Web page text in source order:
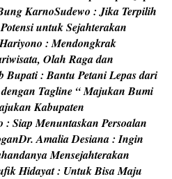
ungKarnoSudewo : Jika Terpilih
PotensiuntukSejahterakan
Hariyono : Mendongkrak
riwisata, Olah Ragadan
Bupati: Bantu PetaniLepasdari
dengan Tagline “Majukan Bumi
ajukan Kabupaten
: Siap Menuntaskan Persoalan
ganDr. AmaliaDesiana: Ingin
handanyaMensejahterakan
fkHidayat: UntukBisaMaju